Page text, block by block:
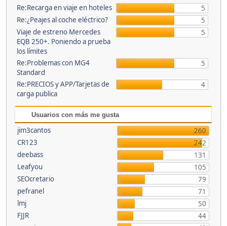
Re:Recarga en viaje en hoteles
5
Re:¿Peajes al coche eléctrico?
5
Viaje de estreno Mercedes
EQB 250+. Poniendo a prueba
los límites
5
Re:Problemas con MG4
Standard
5
Re:PRECIOS y APP/Tarjetas de
carga publica
4
Usuarios con más me gusta
jim3cantos
260
CR123
242
deebass
131
Leafyou
105
SEOcretario
79
pefranel
71
lmj
50
FJJR
44